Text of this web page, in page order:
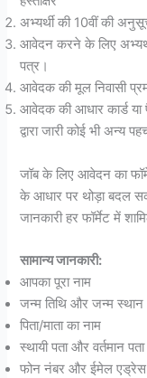
अभ्यर्थी की 10वीं की
आवेदन करने के लिए
पत्र।
आवेदक की मूल निवासी
आवेदक की आधार कार्ड या
द्वारा जारी कोई भी अन्य
जॉब के लिए आवेदन का
के आधार पर थोड़ा बदल
जानकारी हर फॉर्मेट में
सामान्य जानकारी:
आपका पूरा नाम
जन्म तिथि और जन्म स्थान
पिता/माता का नाम
स्थायी पता और वर्तमान पता
फोन नंबर और ईमेल एड्रेस